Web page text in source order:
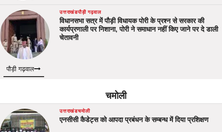
उत्तराखंडपौड़ी गढ़वाल
विधानसभा सत्र में पौड़ी विधायक पोरी के प्रश्न से सरकार की
कार्यप्रणाली पर निशाना, पोरी ने समाधान नहीं किए जाने पर दे डाली
चेतावनी
पौड़ी गढ़वाल
चमोली
उत्तराखंडचमोली
एनसीसी कैडेट्स को आपदा प्रबंधन के सम्बन्ध में दिया प्रशिक्षण